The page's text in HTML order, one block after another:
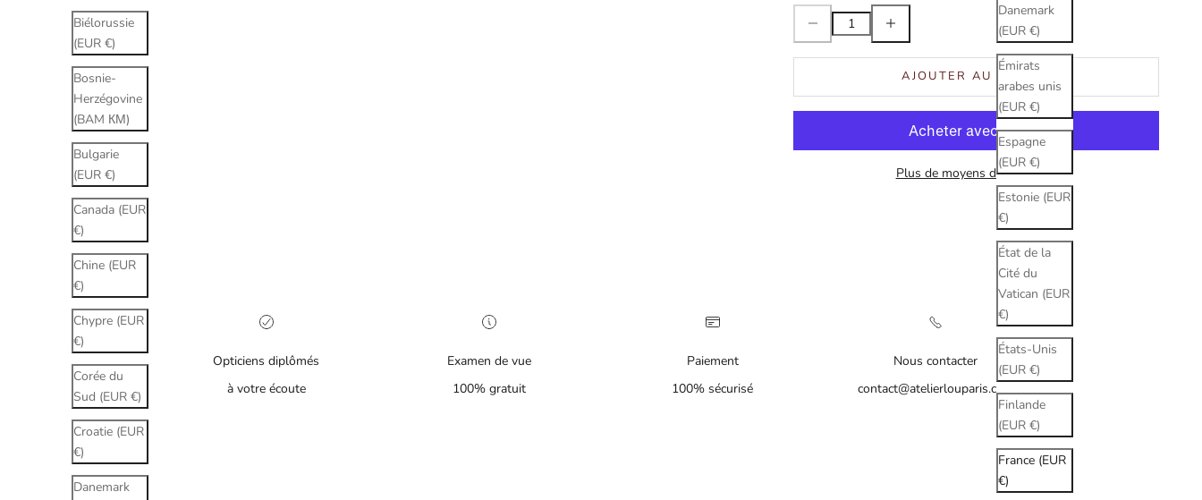
Danemark
(EUR €)
Émirats
arabes unis
(EUR €)
Espagne
(EUR €)
Estonie (EUR
€)
État de la
Cité du
Vatican (EUR
€)
États-Unis
(EUR €)
Finlande
(EUR €)
France (EUR
€)
Biélorussie
(EUR €)
Bosnie-
Herzégovine
(BAM КМ)
Bulgarie
(EUR €)
Canada (EUR
€)
Chine (EUR
€)
Chypre (EUR
€)
Corée du
Sud (EUR €)
Croatie (EUR
€)
Danemark
Diminuer la quantitéAugmenter la quantité
AJOUTER AU PANIER
Plus de moyens de paiement
Opticiens diplômés
à votre écoute
Examen de vue
100% gratuit
Paiement
100% sécurisé
Nous contacter
contact@atelierlouparis.com